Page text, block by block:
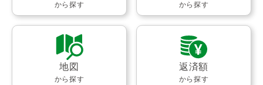
から探す から探す
地図
から探す
返済額
から探す